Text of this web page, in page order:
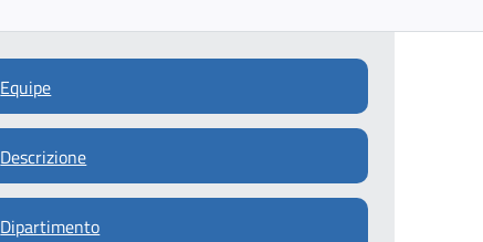
Equipe
Descrizione
Dipartimento